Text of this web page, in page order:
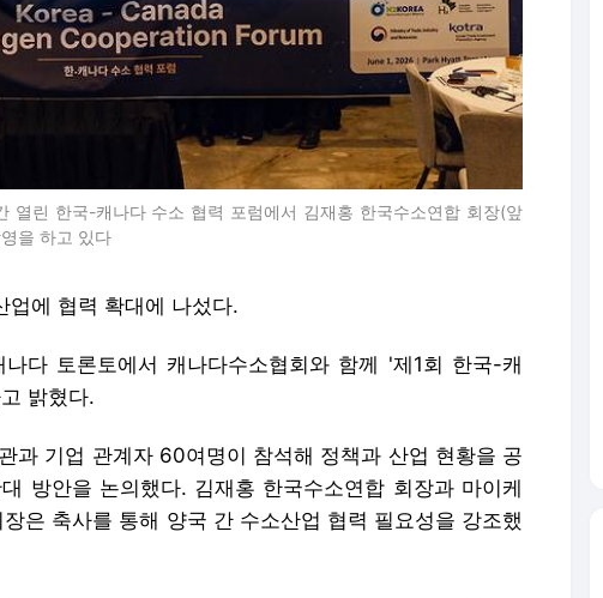
열린 한국-캐나다 수소 협력 포럼에서 김재홍 한국수소연합 회장(앞
을 하고 있다
업에 협력 확대에 나섰다.
다 토론토에서 캐나다수소협회와 함께 '제1회 한국-캐
밝혔다.
과 기업 관계자 60여명이 참석해 정책과 산업 현황을 공
방안을 논의했다. 김재홍 한국수소연합 회장과 마이케
은 축사를 통해 양국 간 수소산업 협력 필요성을 강조했